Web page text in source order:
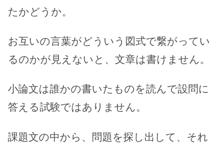
たかどうか。
お互いの言葉がどういう図式で繋がってい
るのかが見えないと、文章は書けません。
小論文は誰かの書いたものを読んで設問に
答える試験ではありません。
課題文の中から、問題を探し出して、それ